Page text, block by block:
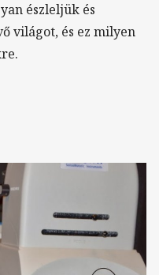
észleljük és
világot, és ez milyen